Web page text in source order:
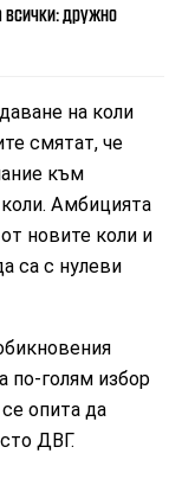
всички: дружно
на коли
смятат, че
към
Амбицията
новите коли и
са с нулеви
по-голям избор
опита да
ДВГ.